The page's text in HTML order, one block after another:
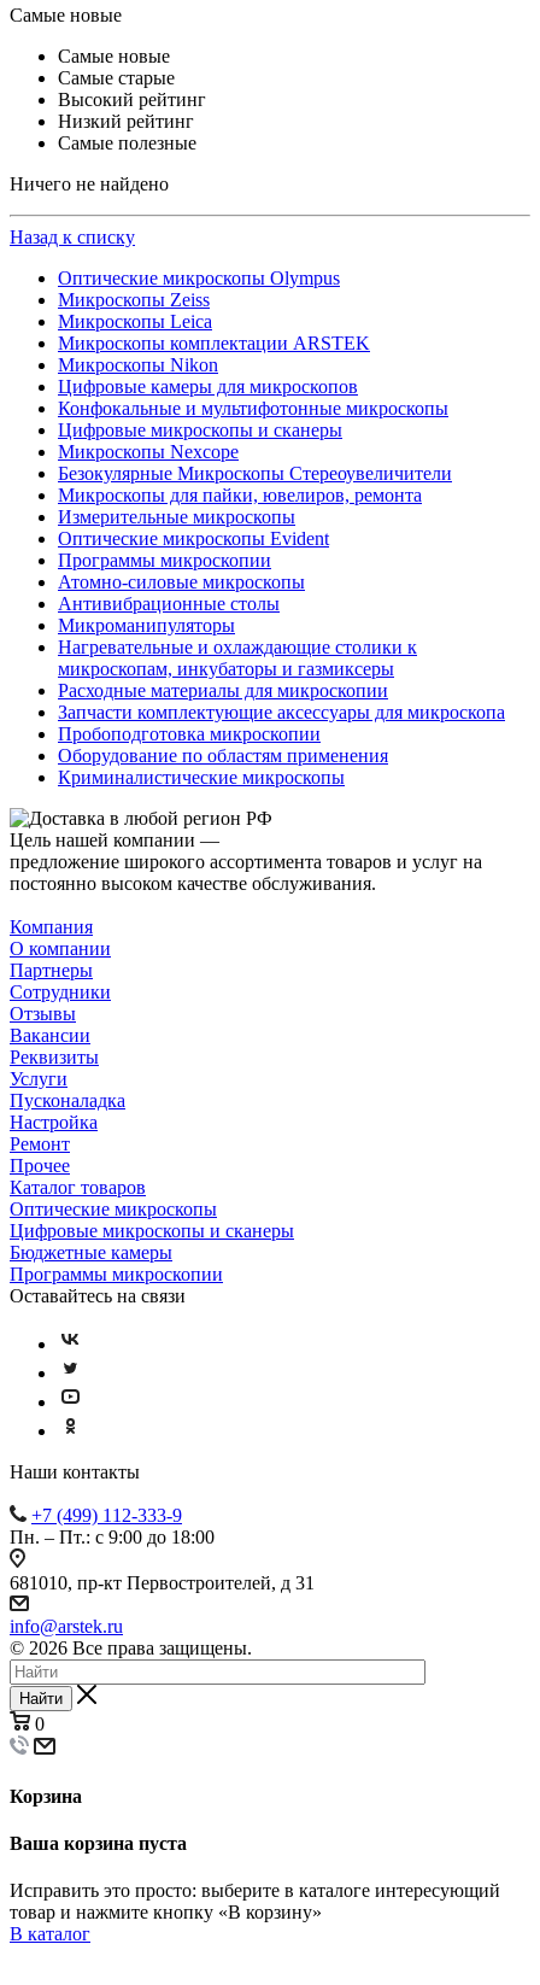
Самые новые
Самые новые
Самые старые
Высокий рейтинг
Низкий рейтинг
Самые полезные
Ничего не найдено
Назад к списку
Оптические микроскопы Olympus
Микроскопы Zeiss
Микроскопы Leica
Микроскопы комплектации ARSTEK
Микроскопы Nikon
Цифровые камеры для микроскопов
Конфокальные и мультифотонные микроскопы
Цифровые микроскопы и сканеры
Микроскопы Nexcope
Безокулярные Микроскопы Стереоувеличители
Микроскопы для пайки, ювелиров, ремонта
Измерительные микроскопы
Оптические микроскопы Evident
Программы микроскопии
Атомно-силовые микроскопы
Антивибрационные столы
Микроманипуляторы
Нагревательные и охлаждающие столики к
микроскопам, инкубаторы и газмиксеры
Расходные материалы для микроскопии
Запчасти комплектующие аксессуары для микроскопа
Пробоподготовка микроскопии
Оборудование по областям применения
Криминалистические микроскопы
Цель нашей компании —
предложение широкого ассортимента товаров и услуг на
постоянно высоком качестве обслуживания.
Компания
О компании
Партнеры
Сотрудники
Отзывы
Вакансии
Реквизиты
Услуги
Пусконаладка
Настройка
Ремонт
Прочее
Каталог товаров
Оптические микроскопы
Цифровые микроскопы и сканеры
Бюджетные камеры
Программы микроскопии
Оставайтесь на связи
Наши контакты
+7 (499) 112-333-9
Пн. – Пт.: с 9:00 до 18:00
681010, пр-кт Первостроителей, д 31
info@arstek.ru
© 2026 Все права защищены.
Найти
0
Корзина
Ваша корзина пуста
Исправить это просто: выберите в каталоге интересующий
товар и нажмите кнопку «В корзину»
В каталог